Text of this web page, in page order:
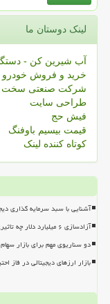
لینک دوستان ما
آب شیرین کن -
خرید و فروش خودرو
شرکت صنعتی
طراحی سایت
فیش حج
قیمت بیسیم باوفنگ
کوتاه کننده لینک
آشنایی با سبد سرمایه گذاری
آزادسازی ۶ میلیارد دلار چه تاثیری بر نرخ دلار و معیشت مردم دارد؟
دو سناریوی مهم برای بازار
بازار ارزهای دیجیتالی در فاز